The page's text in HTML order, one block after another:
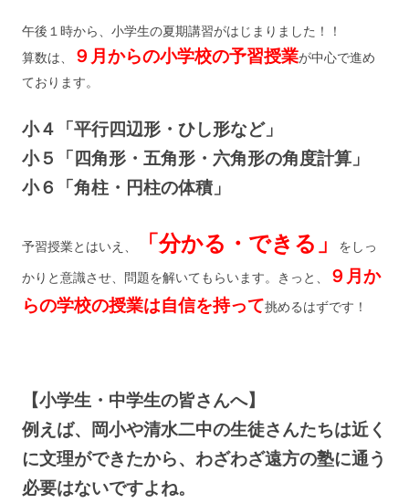
午後１時から、小学生の夏期講習がはじまりました！！
算数は、
９月からの小学校の予習授業が中心で進め
ております。
小４「平行四辺形・ひし形など」
小５「四角形・五角形・六角形の角度計算」
小６「角柱・円柱の体積」
予習授業とはいえ、 「分かる・できる」 をしっ
かりと意識させ、問題を解いてもらいます。きっと、
９月か
らの学校の授業は自信を持って挑めるはずです！
【小学生・中学生の皆さんへ】
例えば、岡小や清水二中の生徒さんたちは近く
に文理ができたから、わざわざ遠方の塾に通う
必要はないですよね。